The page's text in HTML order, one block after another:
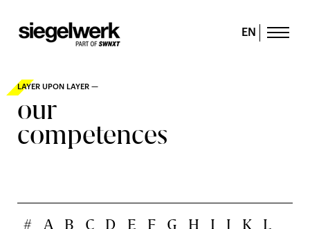
EN
LAYER UPON LAYER —
our
competences
# A B C D E F G H I J K
L